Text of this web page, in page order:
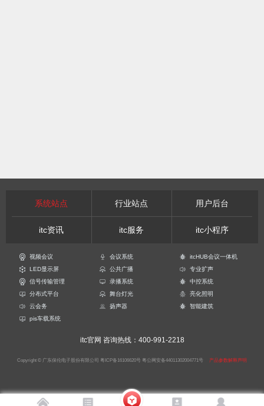
系统站点 行业站点 用户后台
itc资讯 itc服务 itc小程序
视频会议 会议系统
itcHUB会议一体机
LED显示屏
公共广播
专业扩声
信号传输管理
录播系统
中控系统
分布式平台
舞台灯光
亮化照明
云会务
扬声器
智能建筑
pis车载系统
itc官网 咨询热线：400-991-2218
Copyright © 广东保伦电子股份有限公司 粤ICP备16106620号 粤公网安备44011302004771号 产品参数解释声明